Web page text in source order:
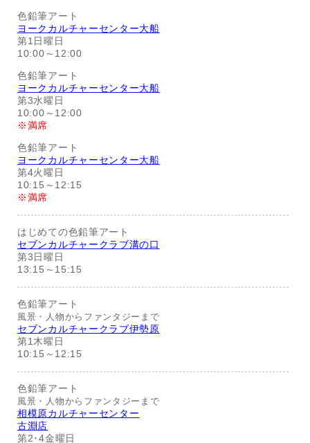
色鉛筆アート
ヨークカルチャーセンター大船
第1日曜日
10:00～12:00
色鉛筆アート
ヨークカルチャーセンター大船
第3水曜日
10:00～12:00
※満席
色鉛筆アート
ヨークカルチャーセンター大船
第4火曜日
10:15～12:15
※満席
はじめての色鉛筆アート
セブンカルチャークラブ溝の口
第3日曜日
13:15～15:15
色鉛筆アート
風景・人物からファンタジーまで
セブンカルチャークラブ伊勢原
第1木曜日
10:15～12:15
色鉛筆アート
風景・人物からファンタジーまで
相模原カルチャーセンター
古淵店
第2･4金曜日